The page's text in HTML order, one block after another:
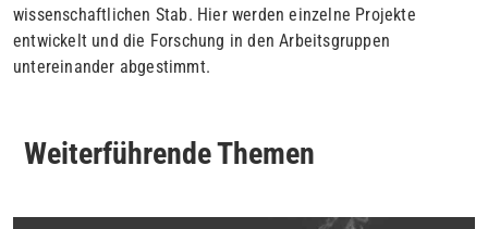
wissenschaftlichen Stab. Hier werden einzelne Projekte
entwickelt und die Forschung in den Arbeitsgruppen
untereinander abgestimmt.
Weiterführende Themen